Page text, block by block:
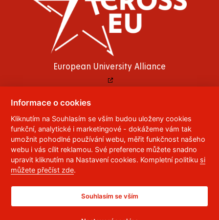
European University Alliance
© 2023 Univerzita Pardubice,Studentská 95
532 10 Pardubice 2
Telefon: 466 036 111, 466 036 112, 466 036 113
Správce webu ,RSS
Prohlášení o přístupnosti
Informace o cookies
Kliknutím na Souhlasím se vším budou uloženy cookies
funkční, analytické i marketingové - dokážeme vám tak
umožnit pohodlné používání webu, měřit funkčnost našeho
webu i vás cílit reklamou. Své preference můžete snadno
upravit kliknutím na Nastavení cookies. Kompletní politiku si
můžete přečíst zde.
Souhlasím se vším